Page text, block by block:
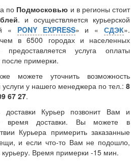
по Подмосковью и в регионы стоит
. и осуществляется курьерской
« PONY EXPRESS» и «СДЭК».
в 6500 городах и населенных
предоставляется услуга оплаты
после примерки.
можете уточнить возможность
у нашего менеджера по тел.: 8
67 27.
Курьер позвонит Вам и
время доставки. Вы можете в
Курьера примерить заказанные
и если что-то Вам не подошло,
курьеру. Время примерки -15 мин.